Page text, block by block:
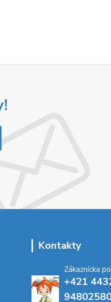
Kontakty
Zákaznícka
+421